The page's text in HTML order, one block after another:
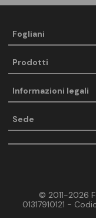
Fogliani
Prodotti
Informazioni legali
Sede
© 2011-2026
01317910121 -